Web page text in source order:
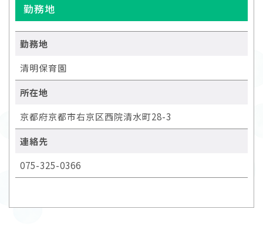
勤務地
勤務地
清明保育園
所在地
京都府京都市右京区西院清水町28-3
連絡先
075-325-0366